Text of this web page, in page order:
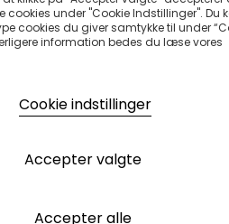
under "Cookie Indstillinger". Du
cookies du giver samtykke til under
information bedes du læse vores
Cookie indstillinger
Accepter valgte
Accepter alle